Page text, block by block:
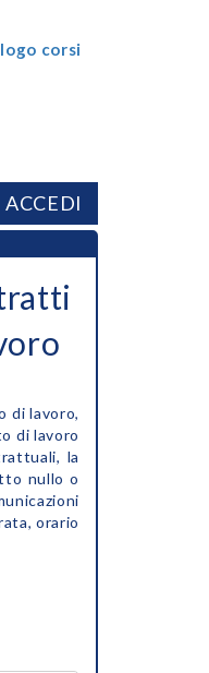
corsi
ACCEDI
di lavoro,
di lavoro
la
nullo o
orario